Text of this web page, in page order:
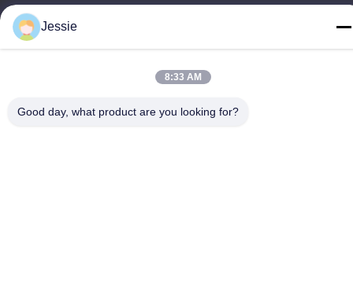
86-0755-22300563
China buena calidad perfil llevado del aluminio de la tira
Jessie
8:33 AM
Good day, what product are you looking for?